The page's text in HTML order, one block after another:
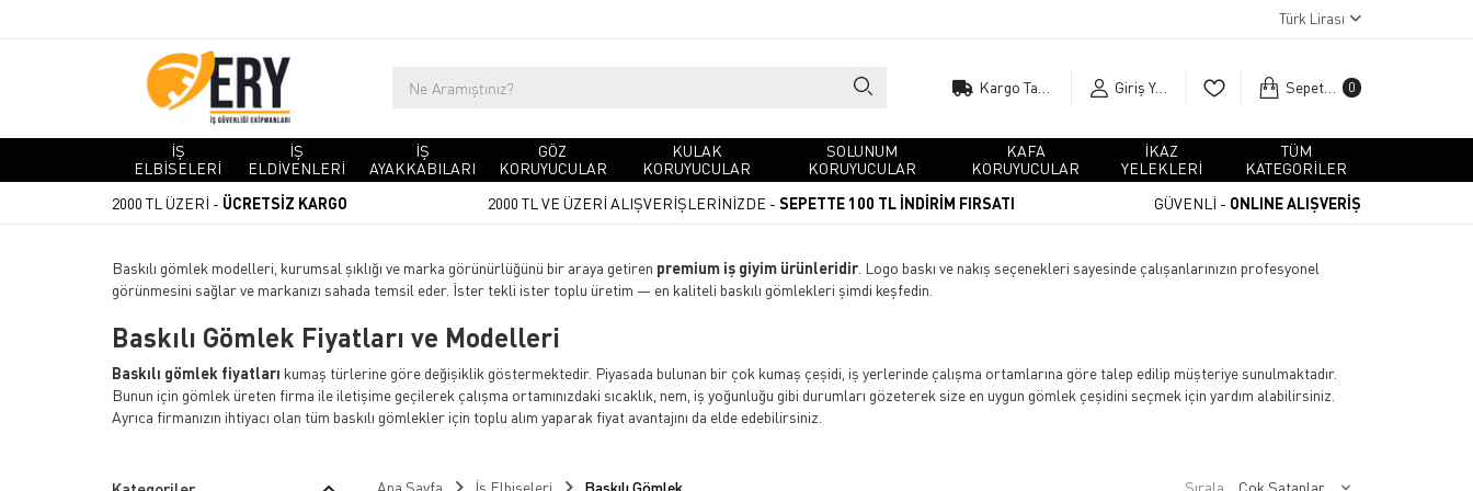
Türk Lirası
Giriş Yap Sepetim 0
İŞ
ELBİSELERİ
İŞ
ELDİVENLERİ
İŞ
AYAKKABILARI
GÖZ
KORUYUCULAR
KULAK
KORUYUCULAR
SOLUNUM
KORUYUCULAR
KAFA
KORUYUCULAR
İKAZ
YELEKLERİ
TÜM
KATEGORİLER
2000 TL ÜZERİ - ÜCRETSİZ KARGO 2000 TL VE ÜZERİ ALIŞVERİŞLERİNİZDE - SEPETTE 100 TL İNDİRİM FIRSATI GÜVENLİ - ONLINE ALIŞVERİŞ
Baskılı gömlek modelleri, kurumsal şıklığı ve marka görünürlüğünü bir araya getiren premium iş giyim ürünleridir . Logo baskı ve nakış seçenekleri sayesinde çalışanlarınızın profesyonel
görünmesini sağlar ve markanızı sahada temsil eder. İster tekli ister toplu üretim — en kaliteli baskılı gömlekleri şimdi keşfedin.
Baskılı Gömlek Fiyatları ve Modelleri
Baskılı gömlek fiyatları kumaş türlerine göre değişiklik göstermektedir. Piyasada bulunan bir çok kumaş çeşidi, iş yerlerinde çalışma ortamlarına göre talep edilip müşteriye sunulmaktadır.
Bunun için gömlek üreten firma ile iletişime geçilerek çalışma ortamınızdaki sıcaklık, nem, iş yoğunluğu gibi durumları gözeterek size en uygun gömlek çeşidini seçmek için yardım alabilirsiniz.
Ayrıca firmanızın ihtiyacı olan tüm baskılı gömlekler için toplu alım yaparak fiyat avantajını da elde edebilirsiniz.
Ana Sayfa İş Elbiseleri Baskılı Gömlek Sırala